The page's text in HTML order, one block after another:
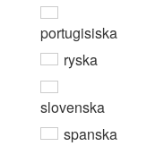
portugisiska
ryska
slovenska
spanska